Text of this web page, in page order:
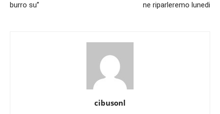
burro su”
ne riparleremo lunedi
cibusonl